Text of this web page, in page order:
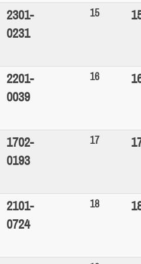
2301-
0231
15
2201-
0039
16
1702-
0193
17
2101-
0724
18
2116- 19